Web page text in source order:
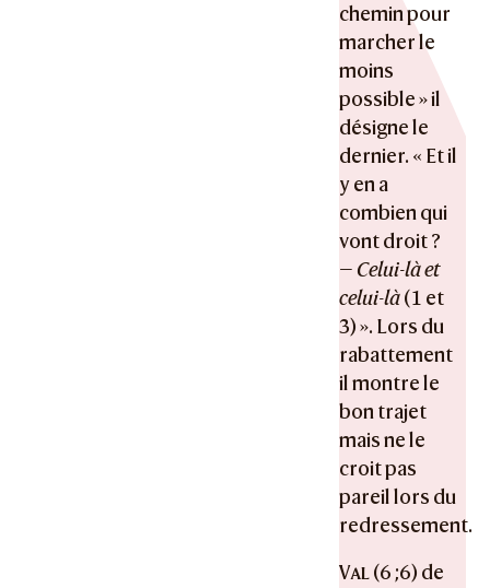
chemin pour
marcher le
moins
possible » il
désigne le
dernier. « Et il
y en a
combien qui
vont droit ?
— Celui-là et
celui-là(1 et
3) ». Lors du
rabattement
il montre le
bon trajet
mais ne le
croit pas
pareil lors du
redressement.
Val(6 ;6) de